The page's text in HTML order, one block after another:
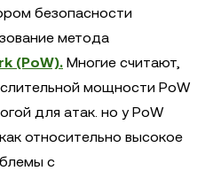
безопасности
метода
(PoW). Многие считают,
мощности PoW
для атак. но у PoW
относительно высокое
с